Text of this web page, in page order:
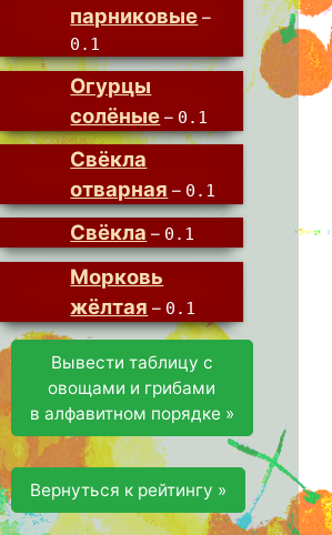
парниковые –
0.1
Огурцы
солёные – 0.1
Свёкла
отварная – 0.1
Свёкла – 0.1
Морковь
жёлтая – 0.1
Вывести таблицу с
овощами и грибами
в алфавитном порядке »
Вернуться к рейтингу »